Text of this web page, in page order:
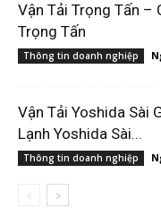
Vận Tải Trọng Tấn –
Trọng Tấn
Thông tin doanh nghiệp
Vận Tải Yoshida Sài
Lạnh Yoshida Sài...
Thông tin doanh nghiệp